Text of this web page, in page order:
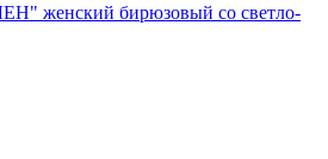
женский бирюзовый со светло-